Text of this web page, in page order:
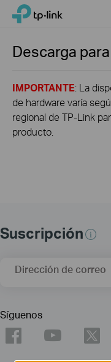
Click
navigation
TP-Link, Reliably Smart
Descarga para
IMPORTANTE: La
de hardware varía
regional de TP-Link
producto.
Suscripción
Dirección de correo
Síguenos